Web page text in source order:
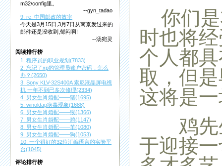
m32\config里。
--gyn_tadao
9. re: 中国邮政的效率
今天是3月15日,3月7日从南京发过来的
邮件还是没收到,郁闷啊!
--汤宛灵
阅读排行榜
1. 程序员的职业规划(7833)
2. 忘记了xp的管理员账户密码，怎么
办？(2650)
3. Sony KLV-32S400A 索尼液晶屏电视
机 一年不到已多次修理(2334)
4. 男女生肖婚配——猪(1695)
5. winoldap病毒现象(1688)
6. 男女生肖婚配——猴(1366)
7. 男女生肖婚配——鸡(1147)
8. 男女生肖婚配——羊(1080)
9. 男女生肖婚配——狗(1053)
10. 一个很好的32位汇编语言的实验平
台(1045)
评论排行榜
你们是
时也将
个人都
取，但
这将是
鸡先生
于迎接